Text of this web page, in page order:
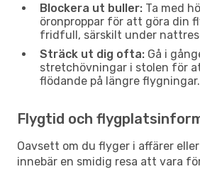
Blockera ut buller: Ta med
öronproppar för att göra din
fridfull, särskilt under
Sträck ut dig ofta: Gå i
stretchövningar i stolen för
flödande på längre flygningar.
Flygtid och
Oavsett om du flyger i affärer
innebär en smidig resa att vara